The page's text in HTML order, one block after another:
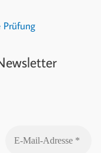
Prüfung